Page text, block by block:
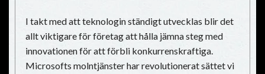
I takt med att teknologin ständigt utvecklas blir det
allt viktigare för företag att hålla jämna steg med
innovationen för att förbli konkurrenskraftiga.
Microsofts molntjänster har revolutionerat sättet vi